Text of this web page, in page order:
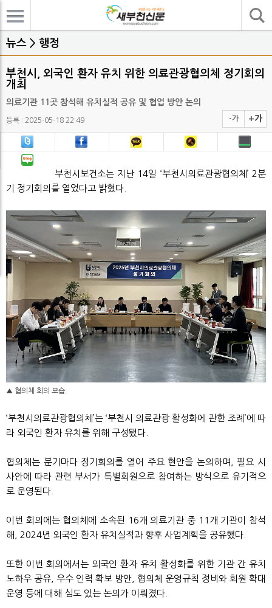
뉴스 > 행정
부천시, 외국인 환자 유치 위한 의료관광협의체 정기회의
개최
의료기관 11곳 참석해 유치실적 공유 및 협업 방안 논의
등록 : 2025-05-18 22:49 -가 +가
부천시보건소는 지난 14일 ‘부천시의료관광협의체’ 2분
기 정기회의를 열었다고 밝혔다.
▲ 협의체 회의 모습.
‘부천시의료관광협의체’는 ‘부천시 의료관광 활성화에 관한 조례’에 따
라 외국인 환자 유치를 위해 구성됐다.
협의체는 분기마다 정기회의를 열어 주요 현안을 논의하며, 필요 시
사안에 따라 관련 부서가 특별회원으로 참여하는 방식으로 유기적으
로 운영된다.
이번 회의에는 협의체에 소속된 16개 의료기관 중 11개 기관이 참석
해, 2024년 외국인 환자 유치실적과 향후 사업계획을 공유했다.
또한 이번 회의에서는 외국인 환자 유치 활성화를 위한 기관 간 유치
노하우 공유, 우수 인력 확보 방안, 협의체 운영규칙 정비와 회원 확대
운영 등에 대해 심도 있는 논의가 이뤄졌다.